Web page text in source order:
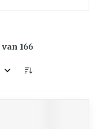
van 166